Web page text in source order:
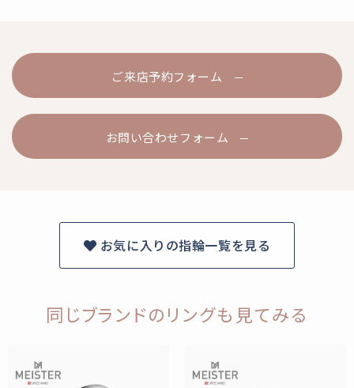
ご来店予約フォーム
お問い合わせフォーム
お気に入りの指輪一覧を見る
同じブランドのリングも見てみる